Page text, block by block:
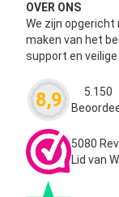
OVER ONS
We zijn
maken van het
support en
8,9
5.150
5080
Lid van